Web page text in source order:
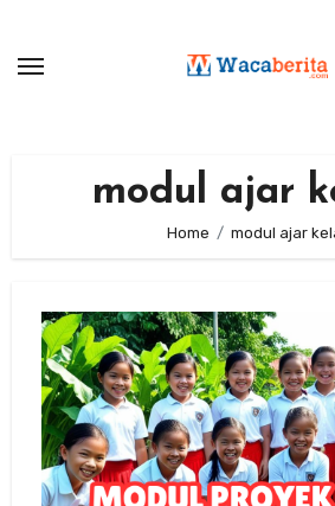
content
modul ajar
Home modul ajar